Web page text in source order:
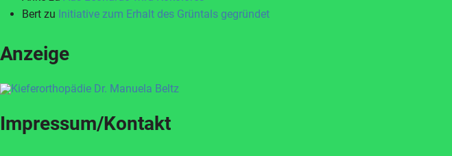
Bert zu Initiative zum Erhalt des Grüntals gegründet
Anzeige
Impressum/Kontakt